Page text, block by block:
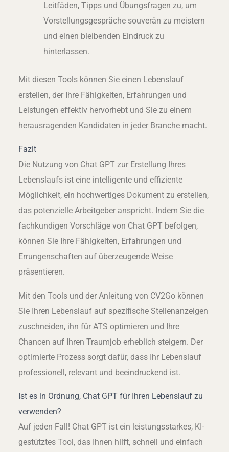
Leitfäden, Tipps und Übungsfragen zu, um
Vorstellungsgespräche souverän zu meistern
und einen bleibenden Eindruck zu
hinterlassen.
Mit diesen Tools können Sie einen Lebenslauf
erstellen, der Ihre Fähigkeiten, Erfahrungen und
Leistungen effektiv hervorhebt und Sie zu einem
herausragenden Kandidaten in jeder Branche macht.
Fazit
Die Nutzung von Chat GPT zur Erstellung Ihres
Lebenslaufs ist eine intelligente und effiziente
Möglichkeit, ein hochwertiges Dokument zu erstellen,
das potenzielle Arbeitgeber anspricht. Indem Sie die
fachkundigen Vorschläge von Chat GPT befolgen,
können Sie Ihre Fähigkeiten, Erfahrungen und
Errungenschaften auf überzeugende Weise
präsentieren.
Mit den Tools und der Anleitung von CV2Go können
Sie Ihren Lebenslauf auf spezifische Stellenanzeigen
zuschneiden, ihn für ATS optimieren und Ihre
Chancen auf Ihren Traumjob erheblich steigern. Der
optimierte Prozess sorgt dafür, dass Ihr Lebenslauf
professionell, relevant und beeindruckend ist.
Ist es in Ordnung, Chat GPT für Ihren Lebenslauf zu
verwenden?
Auf jeden Fall! Chat GPT ist ein leistungsstarkes, KI-
gestütztes Tool, das Ihnen hilft, schnell und einfach